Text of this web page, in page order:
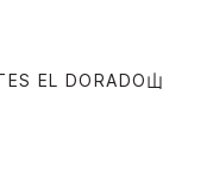
EL DORADO山